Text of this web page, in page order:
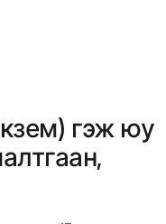
гэж юу